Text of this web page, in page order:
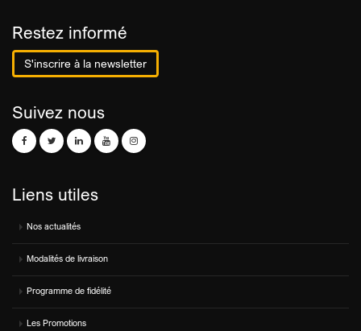
Restez informé
S'inscrire à la newsletter
Suivez nous
Liens utiles
Nos actualités
Modalités de livraison
Programme de fidélité
Les Promotions